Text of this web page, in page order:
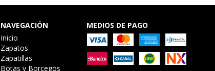
NAVEGACIÓN
Inicio
Zapatos
Zapatillas
Botas y Borcegos
MEDIOS DE PAGO